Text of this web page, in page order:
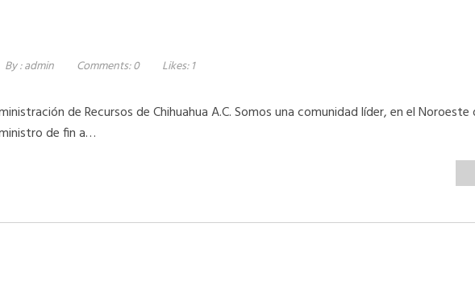
By :admin Comments:0 Likes: 1
de Recursos de Chihuahua A.C. Somos una comunidad líder, en el
de fin a…